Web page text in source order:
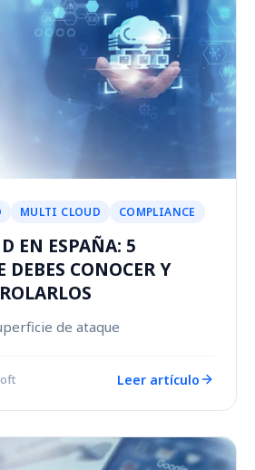
MULTI CLOUD COMPLIANCE
EN ESPAÑA: 5
DEBES CONOCER Y
de ataque
Leer artículo